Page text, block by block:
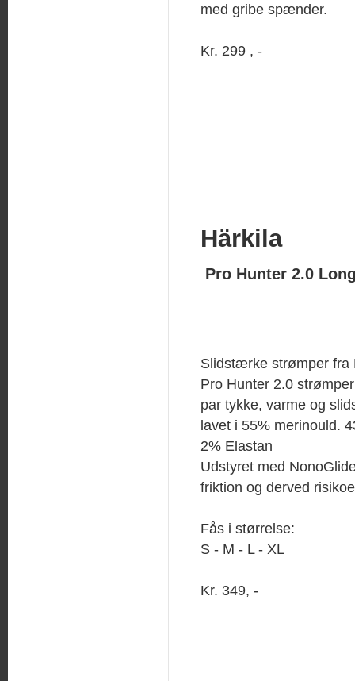
med gribe spænder.
Kr. 299 , -
Härkila
Pro Hunter 2.0
Slidstærke strømper fra
Pro Hunter 2.0
par tykke, varme og
lavet i 55% merinould.
2% Elastan
Udstyret med
friktion og derved
Fås i størrelse:
S - M - L - XL
Kr. 349, -